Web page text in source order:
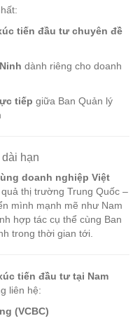
tiến đầu tư chuyên đề
dành riêng cho doanh
tiếp giữa Ban Quản lý
hạn
doanh nghiệp Việt
quả thị trường Trung Quốc –
mình mạnh mẽ như Nam
hợp tác cụ thể cùng Ban
trong thời gian tới.
tiến đầu tư tại Nam
liên hệ:
(VCBC)